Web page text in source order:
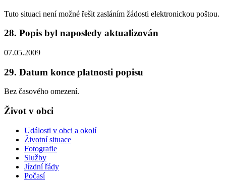
Tuto situaci není možné řešit zasláním žádosti elektronickou poštou.
28. Popis byl naposledy aktualizován
07.05.2009
29. Datum konce platnosti popisu
Bez časového omezení.
Život v obci
Události v obci a okolí
Životní situace
Fotografie
Služby
Jízdní řády
Počasí